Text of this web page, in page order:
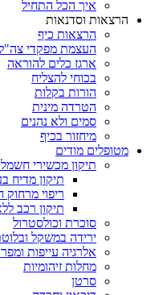
איך הכל התחיל
הרצאות וסדנאות
הרצאות כיף
העצמת מפקדי
ארגז כלים להוראה
בכוחי להצליח
הורות בקלות
הטרדה מינית
סמים ולא נהנים
מיחזור בכיף
מטופלים מודים
תיקון מכשירי
תיקון מדיח
ריפוי
תיקון רכב
סוכרת וכולסטרול
ירידה במשקל
אלרגיה עייפות
מחלות זיהומיות
סרטן